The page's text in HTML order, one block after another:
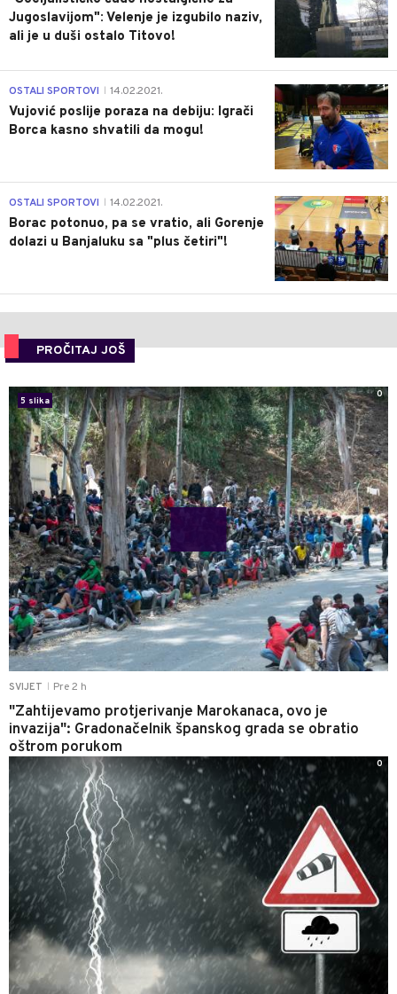
Jugoslavijom": Velenje je izgubilo naziv,
ali je u duši ostalo Titovo!
1
OSTALI SPORTOVI 14.02.2021.
Vujović poslije poraza na debiju: Igrači
Borca kasno shvatili da mogu!
3
OSTALI SPORTOVI 14.02.2021.
Borac potonuo, pa se vratio, ali Gorenje
dolazi u Banjaluku sa "plus četiri"!
PROČITAJ JOŠ
SVIJET Pre 2 h
"Zahtijevamo protjerivanje Marokanaca, ovo je
invazija": Gradonačelnik španskog grada se obratio
oštrom porukom
5 slika
0
0